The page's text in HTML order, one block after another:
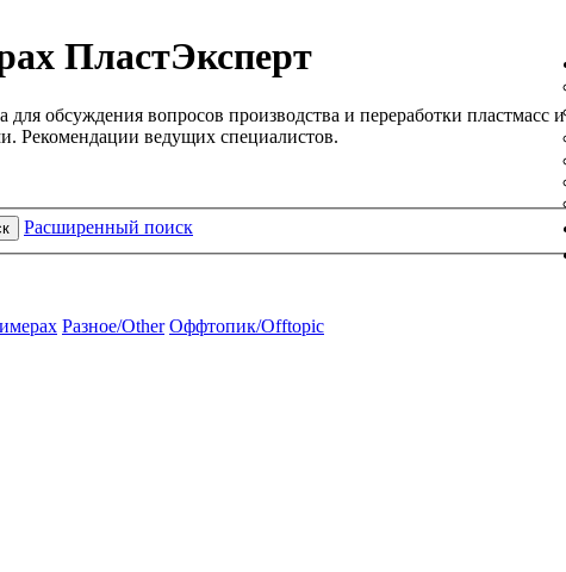
ПластЭксперт
обсуждения вопросов производства и переработки пластмасс и
Рекомендации ведущих специалистов.
Расширенный поиск
Разное/Other Оффтопик/Offtopic